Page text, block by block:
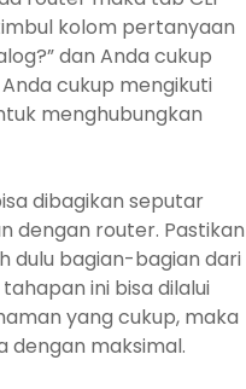
kolom pertanyaan
dan Anda cukup
Anda cukup mengikuti
menghubungkan
dibagikan seputar
dengan router. Pastikan
dulu bagian-bagian dari
ini bisa dilalui
yang cukup, maka
dengan maksimal.